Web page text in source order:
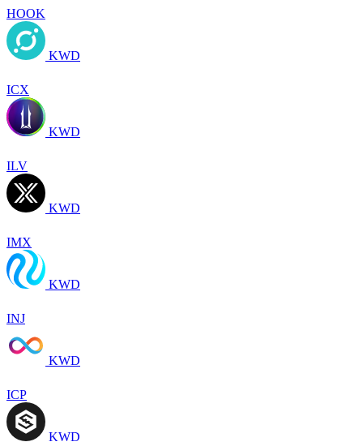
HOOK
KWD
ICX
KWD
ILV
KWD
IMX
KWD
INJ
KWD
ICP
KWD